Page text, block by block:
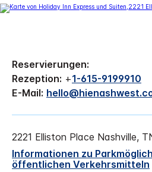
Reservierungen:
Rezeption: +1-615-9199910
E-Mail:
2221 Elliston Place Nashville,
Informationen zu
öffentlichen Verkehrsmitteln